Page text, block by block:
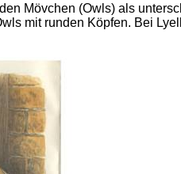
Mövchen (Owls) als
mit runden Köpfen. Bei